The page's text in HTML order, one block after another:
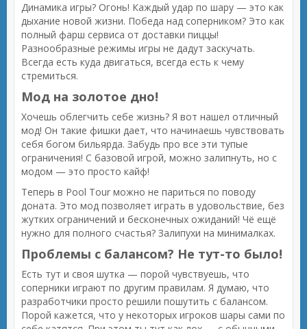
Динамика игры? Огонь! Каждый удар по шару — это как
дыхание новой жизни. Победа над соперником? Это как
полный фарш сервиса от доставки пиццы!
Разнообразные режимы игры не дадут заскучать.
Всегда есть куда двигаться, всегда есть к чему
стремиться.
Мод на золотое дно!
Хочешь облегчить себе жизнь? Я вот нашел отличный
мод! Он такие фишки дает, что начинаешь чувствовать
себя богом бильярда. Забудь про все эти тупые
ограничения! С базовой игрой, можно залипнуть, но с
модом — это просто кайф!
Теперь в Pool Tour можно не париться по поводу
доната. Это мод позволяет играть в удовольствие, без
жутких ограничений и бесконечных ожиданий! Чё ещё
нужно для полного счастья? Залипухи на минималках.
Проблемы с балансом? Не тут-то было!
Есть тут и своя шутка — порой чувствуешь, что
соперники играют по другим правилам. Я думаю, что
разработчики просто решили пошутить с балансом.
Порой кажется, что у некоторых игроков шары сами по